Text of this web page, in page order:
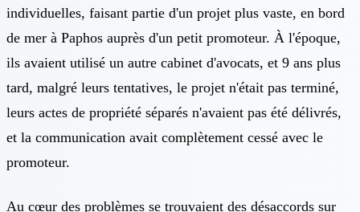
individuelles, faisant partie d'un projet plus vaste, en bord
de mer à Paphos auprès d'un petit promoteur. À l'époque,
ils avaient utilisé un autre cabinet d'avocats, et 9 ans plus
tard, malgré leurs tentatives, le projet n'était pas terminé,
leurs actes de propriété séparés n'avaient pas été délivrés,
et la communication avait complètement cessé avec le
promoteur.
Au cœur des problèmes se trouvaient des désaccords sur